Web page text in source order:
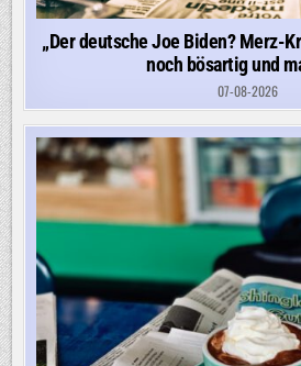
„Der deutsche Joe Biden? Merz-
noch bösartig und
07-08-2026